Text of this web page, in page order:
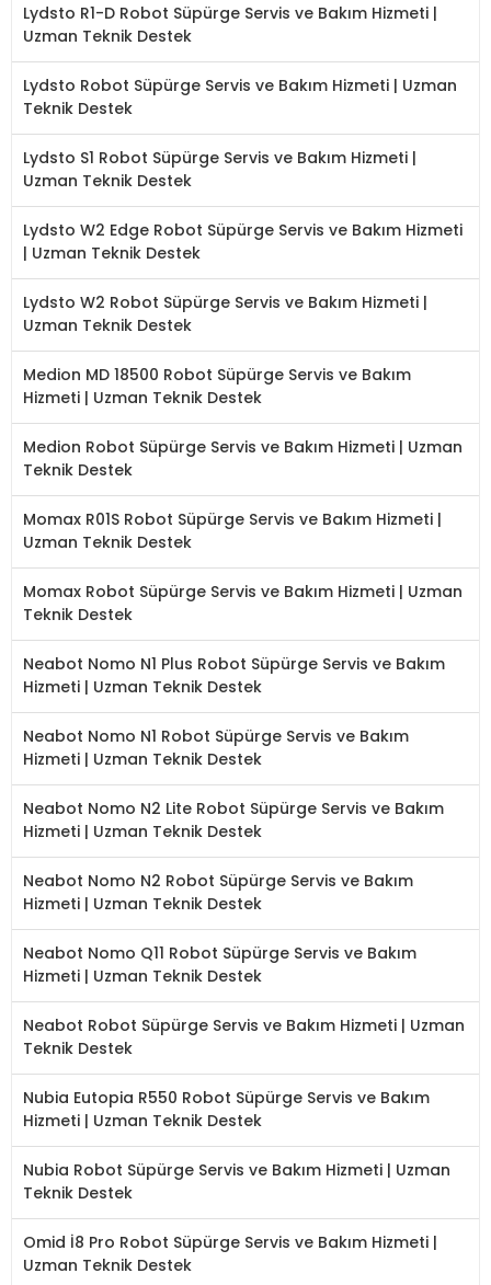
Lydsto R1-D Robot Süpürge Servis ve Bakım Hizmeti |
Uzman Teknik Destek
Lydsto Robot Süpürge Servis ve Bakım Hizmeti | Uzman
Teknik Destek
Lydsto S1 Robot Süpürge Servis ve Bakım Hizmeti |
Uzman Teknik Destek
Lydsto W2 Edge Robot Süpürge Servis ve Bakım Hizmeti
| Uzman Teknik Destek
Lydsto W2 Robot Süpürge Servis ve Bakım Hizmeti |
Uzman Teknik Destek
Medion MD 18500 Robot Süpürge Servis ve Bakım
Hizmeti | Uzman Teknik Destek
Medion Robot Süpürge Servis ve Bakım Hizmeti | Uzman
Teknik Destek
Momax R01S Robot Süpürge Servis ve Bakım Hizmeti |
Uzman Teknik Destek
Momax Robot Süpürge Servis ve Bakım Hizmeti | Uzman
Teknik Destek
Neabot Nomo N1 Plus Robot Süpürge Servis ve Bakım
Hizmeti | Uzman Teknik Destek
Neabot Nomo N1 Robot Süpürge Servis ve Bakım
Hizmeti | Uzman Teknik Destek
Neabot Nomo N2 Lite Robot Süpürge Servis ve Bakım
Hizmeti | Uzman Teknik Destek
Neabot Nomo N2 Robot Süpürge Servis ve Bakım
Hizmeti | Uzman Teknik Destek
Neabot Nomo Q11 Robot Süpürge Servis ve Bakım
Hizmeti | Uzman Teknik Destek
Neabot Robot Süpürge Servis ve Bakım Hizmeti | Uzman
Teknik Destek
Nubia Eutopia R550 Robot Süpürge Servis ve Bakım
Hizmeti | Uzman Teknik Destek
Nubia Robot Süpürge Servis ve Bakım Hizmeti | Uzman
Teknik Destek
Omid İ8 Pro Robot Süpürge Servis ve Bakım Hizmeti |
Uzman Teknik Destek